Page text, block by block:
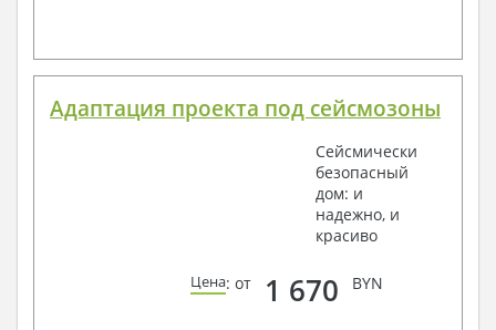
Адаптация проекта под сейсмозоны
Сейсмически
безопасный
дом: и
надежно, и
красиво
Цена: от 1 670 BYN